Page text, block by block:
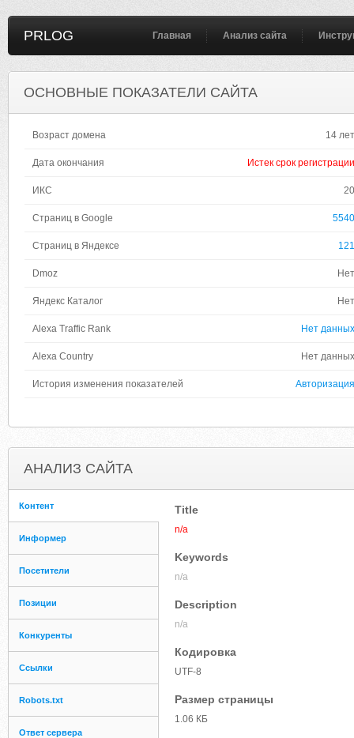
PRLOG Главная Анализ сайта
ОСНОВНЫЕ ПОКАЗАТЕЛИ САЙТА
Возраст домена 14 лет
Дата окончания Истек срок регистрации
ИКС 20
Страниц в Google 5540
Страниц в Яндексе 121
Dmoz Нет
Яндекс Каталог Нет
Alexa Traffic Rank Нет данных
Alexa Country Нет данных
История изменения показателей Авторизация
АНАЛИЗ САЙТА
Контент
Информер
Посетители
Позиции
Конкуренты
Ссылки
Robots.txt
Ответ сервера
Title
n/a
Keywords
n/a
Description
n/a
Кодировка
UTF-8
Размер страницы
1.06 КБ